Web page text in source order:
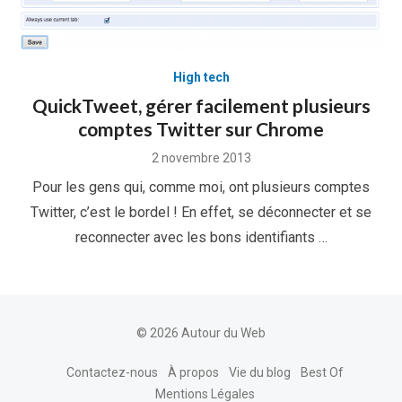
High tech
QuickTweet, gérer facilement plusieurs
comptes Twitter sur Chrome
Posted
2 novembre 2013
Pour les gens qui, comme moi, ont plusieurs comptes
Twitter, c’est le bordel ! En effet, se déconnecter et se
reconnecter avec les bons identifiants …
© 2026 Autour du Web
Contactez-nous À propos Vie du blog
Best Of
Mentions Légales